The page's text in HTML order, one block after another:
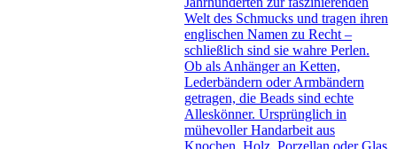
Welt des Schmucks und tragen ihren
englischen Namen zu Recht –
schließlich sind sie wahre Perlen.
Ob als Anhänger an Ketten,
Lederbändern oder Armbändern
getragen, die Beads sind echte
Alleskönner. Ursprünglich in
mühevoller Handarbeit aus
Knochen, Holz, Porzellan oder Glas